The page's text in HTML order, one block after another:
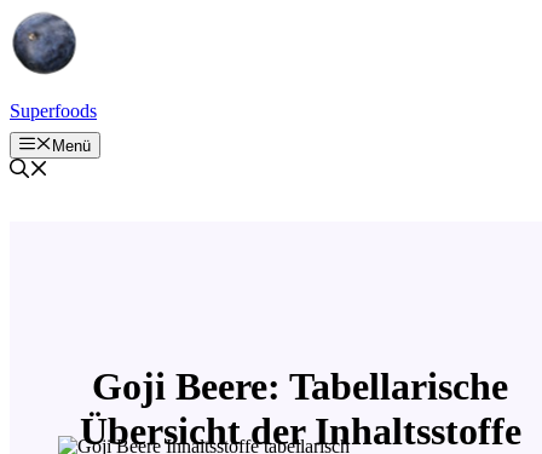
Zum
Inhalt
springen
Superfoods
Menü
Goji Beere: Tabellarische
Übersicht der Inhaltsstoffe